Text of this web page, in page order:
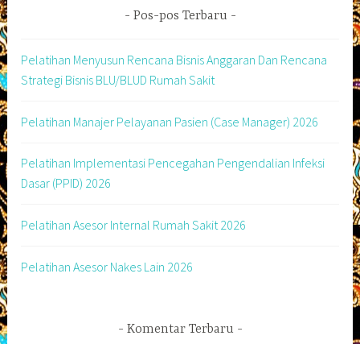
Pos-pos Terbaru
Pelatihan Menyusun Rencana Bisnis Anggaran Dan Rencana
Strategi Bisnis BLU/BLUD Rumah Sakit
Pelatihan Manajer Pelayanan Pasien (Case Manager) 2026
Pelatihan Implementasi Pencegahan Pengendalian Infeksi
Dasar (PPID) 2026
Pelatihan Asesor Internal Rumah Sakit 2026
Pelatihan Asesor Nakes Lain 2026
Komentar Terbaru